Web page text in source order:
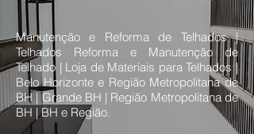
Manutenção e Reforma de Telhados |
Telhados Reforma e Manutenção de
Telhado | Loja de Materiais para Telhados |
Belo Horizonte e Região Metropolitana de
BH | Grande BH | Região Metropolitana de
BH | BH e Região.